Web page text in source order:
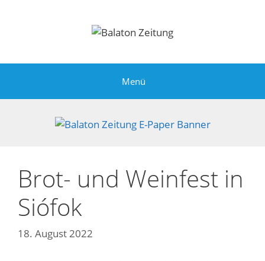
Menü
Brot- und Weinfest in
Siófok
18. August 2022